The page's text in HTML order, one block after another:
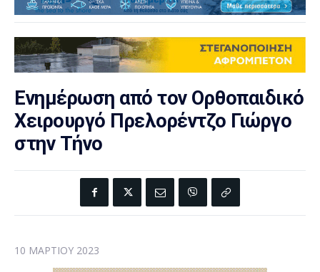
Ενημέρωση από τον Ορθοπαιδικό
Χειρουργό Πρελορέντζο Γιώργο
στην Τήνο
10 ΜΑΡΤΊΟΥ 2023